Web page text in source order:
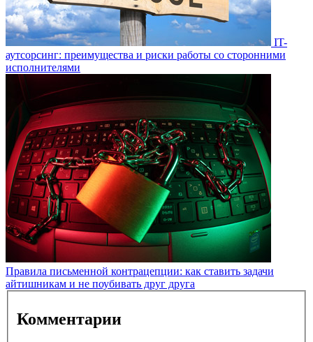
IT-
аутсорсинг: преимущества и риски работы со сторонними
исполнителями
Правила письменной контрацепции: как ставить задачи
айтишникам и не поубивать друг друга
Комментарии